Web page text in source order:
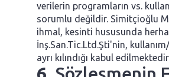
verilerin programların vs.
sorumlu değildir. Simitçioğlu
ihmal, kesinti hususunda
İnş.San.Tic.Ltd.Şti'nin,
ayrı kılındığı kabul